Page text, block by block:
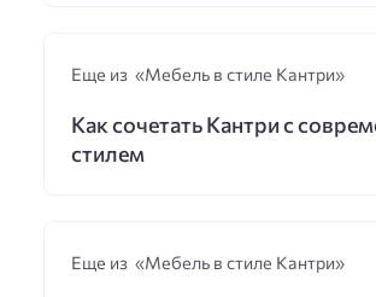
Еще из «Мебель в стиле Кантри»
Как сочетать Кантри с
стилем
Еще из «Мебель в стиле Кантри»